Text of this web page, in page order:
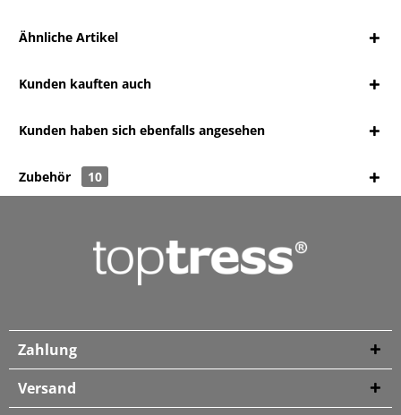
Ähnliche Artikel
Kunden kauften auch
Kunden haben sich ebenfalls angesehen
Zubehör 10
Zahlung
Versand